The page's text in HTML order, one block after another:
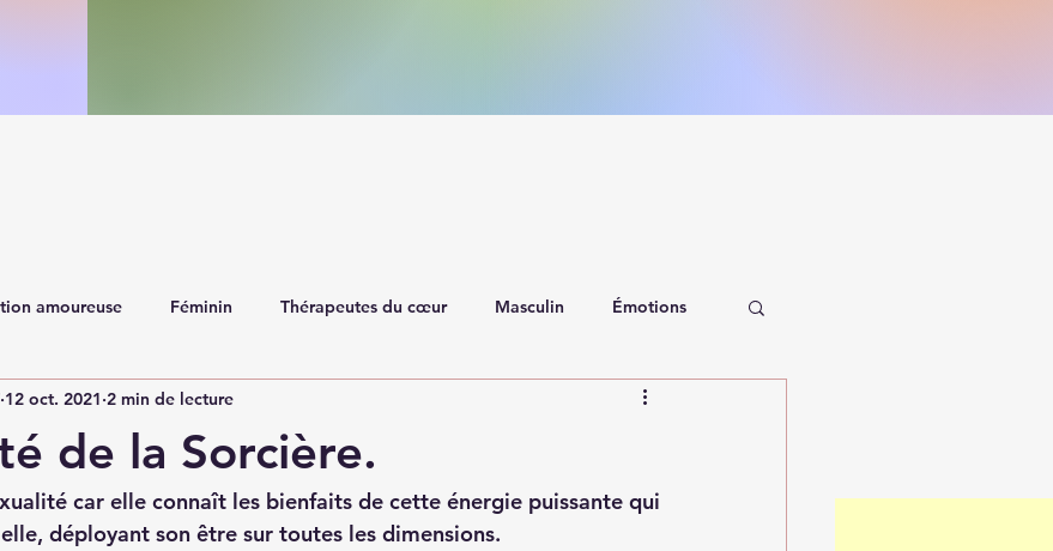
amoureuse Féminin Thérapeutes du cœur Masculin Émotions
de la Sorcière.
12 oct. 2021 2 min de lecture
car elle connaît les bienfaits de cette énergie puissante qui
déployant son être sur toutes les dimensions.